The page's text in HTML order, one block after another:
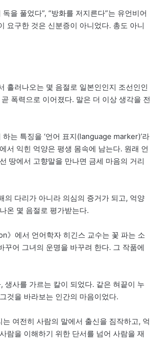
을 풀었다”, “방화를 저지른다”는 유언비어
요구한 것은 신분증이 아니었다. 총도 아니
흘러나오는 몇 음절로 일본인인지 조선인인
폭력으로 이어졌다. 말은 더 이상 생각을 전
는 특징을 ‘언어 표지(language marker)’라
서 익힌 억양은 평생 몸속에 남는다. 원래 언
땅에서 고향말을 만나면 금세 마음의 거리
의 다리가 아니라 의심의 증거가 되고, 억양
온 몇 음절로 평가받는다.
》에서 언어학자 히긴스 교수는 꽃 파는 소
어 그녀의 운명을 바꾸려 한다. 그 작품에
사를 가르는 칼이 되었다. 같은 혀끝이 누
것을 바라보는 인간의 마음이었다.
여전히 사람의 말에서 출신을 짐작하고, 억
람을 이해하기 위한 단서를 넘어 사람을 재